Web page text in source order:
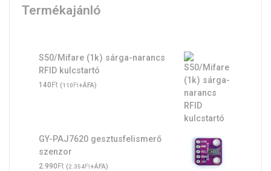
Termékajánló
S50/Mifare (1k) sárga-narancs
RFID kulcstartó
140Ft (110Ft+ÁFA)
GY-PAJ7620 gesztusfelismerő
szenzor
2.990Ft (2.354Ft+ÁFA)